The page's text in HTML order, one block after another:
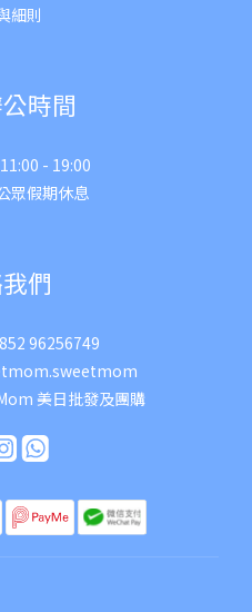
細則
時間
- 19:00
眾假期休息
們
96256749
美日批發及團購